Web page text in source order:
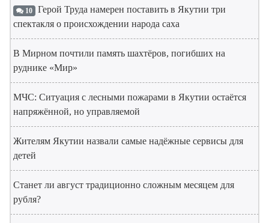
10 Герой Труда намерен поставить в Якутии три
спектакля о происхождении народа саха
В Мирном почтили память шахтёров, погибших на
руднике «Мир»
МЧС: Ситуация с лесными пожарами в Якутии остаётся
напряжённой, но управляемой
Жителям Якутии назвали самые надёжные сервисы для
детей
Станет ли август традиционно сложным месяцем для
рубля?